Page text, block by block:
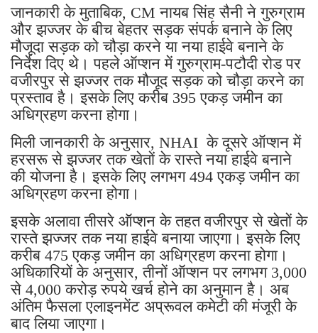
जानकारी के मुताबिक, CM नायब सिंह सैनी ने गुरुग्राम
और झज्जर के बीच बेहतर सड़क संपर्क बनाने के लिए
मौजूदा सड़क को चौड़ा करने या नया हाईवे बनाने के
निर्देश दिए थे। पहले ऑप्शन में गुरुग्राम-पटौदी रोड पर
वजीरपुर से झज्जर तक मौजूद सड़क को चौड़ा करने का
प्रस्ताव है। इसके लिए करीब 395 एकड़ जमीन का
अधिग्रहण करना होगा।
मिली जानकारी के अनुसार, NHAI के दूसरे ऑप्शन में
हरसरू से झज्जर तक खेतों के रास्ते नया हाईवे बनाने
की योजना है। इसके लिए लगभग 494 एकड़ जमीन का
अधिग्रहण करना होगा।
इसके अलावा तीसरे ऑप्शन के तहत वजीरपुर से खेतों के
रास्ते झज्जर तक नया हाईवे बनाया जाएगा। इसके लिए
करीब 475 एकड़ जमीन का अधिग्रहण करना होगा।
अधिकारियों के अनुसार, तीनों ऑप्शन पर लगभग 3,000
से 4,000 करोड़ रुपये खर्च होने का अनुमान है। अब
अंतिम फैसला एलाइनमेंट अप्रूवल कमेटी की मंजूरी के
बाद लिया जाएगा।